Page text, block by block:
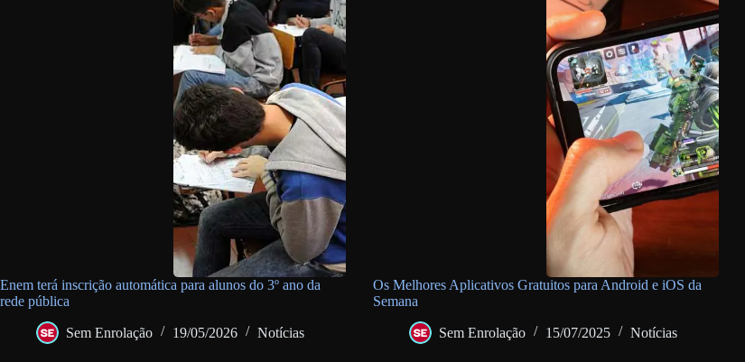
Enem terá inscrição automática para alunos do 3º ano da
rede pública
Sem Enrolação 19/05/2026 Notícias
Os Melhores Aplicativos Gratuitos para Android e iOS da
Semana
Sem Enrolação 15/07/2025 Notícias